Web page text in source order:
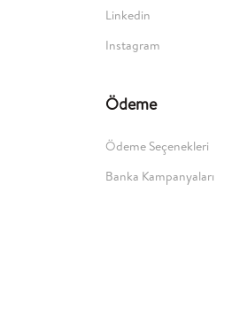
Linkedin
Instagram
Ödeme
Ödeme Seçenekleri
Banka Kampanyaları